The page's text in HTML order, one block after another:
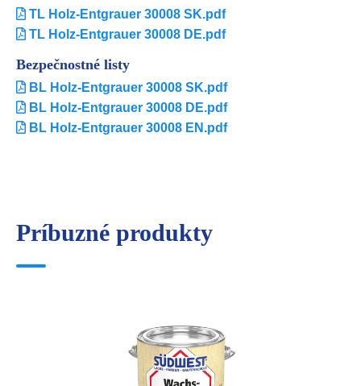
TL Holz-Entgrauer 30008 SK.pdf
TL Holz-Entgrauer 30008 DE.pdf
Bezpečnostné listy
BL Holz-Entgrauer 30008 SK.pdf
BL Holz-Entgrauer 30008 DE.pdf
BL Holz-Entgrauer 30008 EN.pdf
Príbuzné produkty